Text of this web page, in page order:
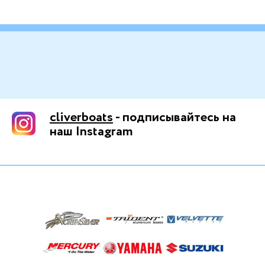
cliverboats- подписывайтесь на
наш Instagram